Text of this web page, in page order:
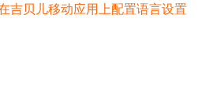
吉贝儿移动应用上配置语言设置